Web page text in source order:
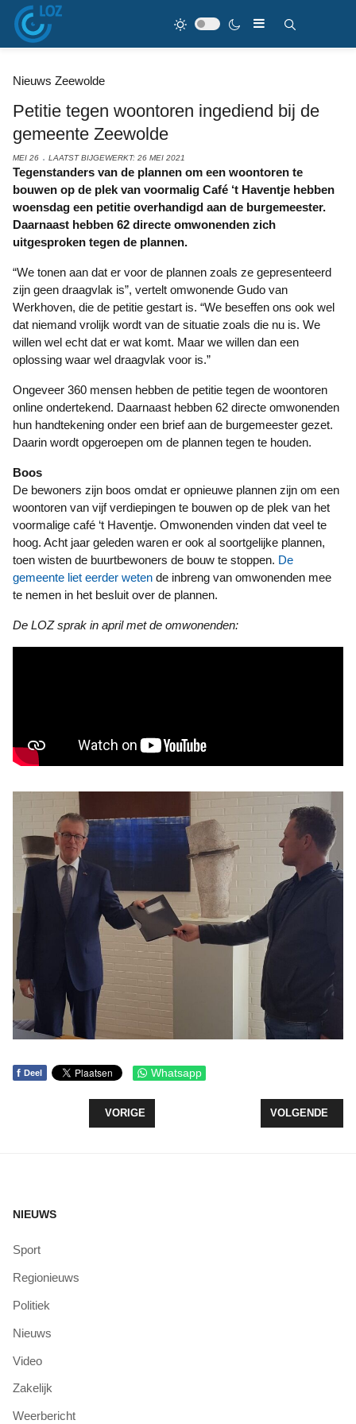
Nieuws Zeewolde
Petitie tegen woontoren ingediend bij de
gemeente Zeewolde
MEI 26 LAATST BIJGEWERKT: 26 MEI 2021
Tegenstanders van de plannen om een woontoren te
bouwen op de plek van voormalig Café ‘t Haventje hebben
woensdag een petitie overhandigd aan de burgemeester.
Daarnaast hebben 62 directe omwonenden zich
uitgesproken tegen de plannen.
“We tonen aan dat er voor de plannen zoals ze gepresenteerd
zijn geen draagvlak is”, vertelt omwonende Gudo van
Werkhoven, die de petitie gestart is. “We beseffen ons ook wel
dat niemand vrolijk wordt van de situatie zoals die nu is. We
willen wel echt dat er wat komt. Maar we willen dan een
oplossing waar wel draagvlak voor is.”
Ongeveer 360 mensen hebben de petitie tegen de woontoren
online ondertekend. Daarnaast hebben 62 directe omwonenden
hun handtekening onder een brief aan de burgemeester gezet.
Daarin wordt opgeroepen om de plannen tegen te houden.
Boos
De bewoners zijn boos omdat er opnieuwe plannen zijn om een
woontoren van vijf verdiepingen te bouwen op de plek van het
voormalige café ‘t Haventje. Omwonenden vinden dat veel te
hoog. Acht jaar geleden waren er ook al soortgelijke plannen,
toen wisten de buurtbewoners de bouw te stoppen. De
gemeente liet eerder weten de inbreng van omwonenden mee
te nemen in het besluit over de plannen.
De LOZ sprak in april met de omwonenden:
f Deel Whatsapp
VORIG ARTIKEL: BURGEMEESTER MAAKT ZICH
VORIGE VOLGENDE
VOLGENDE
NIEUWS
Sport
Regionieuws
Politiek
Nieuws
Video
Zakelijk
Weerbericht